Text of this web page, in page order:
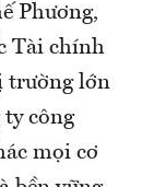
Phương,
Tài chính
trường lớn
ty công
mọi cơ